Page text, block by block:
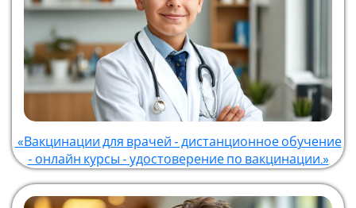
«Вакцинации для врачей - дистанционное обучение
- онлайн курсы - удостоверение по вакцинации.»